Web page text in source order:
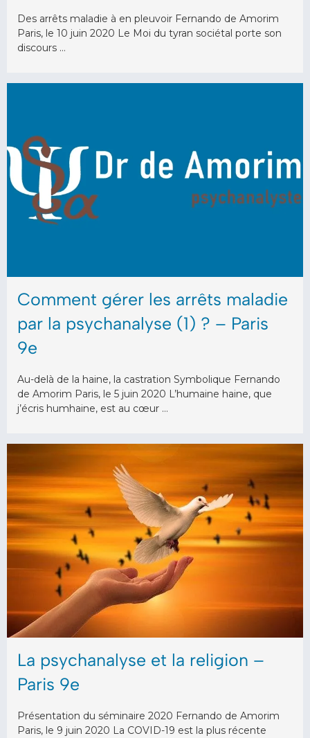
Des arrêts maladie à en pleuvoir Fernando de Amorim
Paris, le 10 juin 2020 Le Moi du tyran sociétal porte son
discours …
Comment gérer les arrêts maladie
par la psychanalyse (1) ? – Paris
9e
Au-delà de la haine, la castration Symbolique Fernando
de Amorim Paris, le 5 juin 2020 L’humaine haine, que
j’écris humhaine, est au cœur …
La psychanalyse et la religion –
Paris 9e
Présentation du séminaire 2020 Fernando de Amorim
Paris, le 9 juin 2020 La COVID-19 est la plus récente